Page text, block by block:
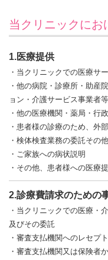
当クリニックに
1.医療提供
・当クリニックでの医療サ
・他の病院・診療所・助産
ョン・介護サービス事業者
・他の医療機関・薬局・行
・患者様の診療のため、外
・検体検査業務の委託その
・ご家族への病状説明
・その他、患者様への医療
2.診療費請求のための
・当クリニックでの医療・
及びその委託
・審査支払機関へのレセプ
・審査支払機関又は保険者